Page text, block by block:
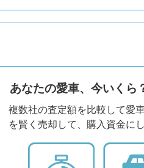
あなたの愛車、今いくら
複数社の査定額を比較して愛
を賢く売却して、購入資金に